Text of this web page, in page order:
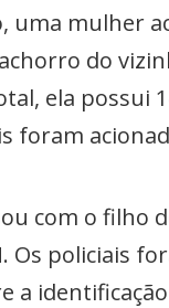
uma mulher
do
ela possui
foram
com o filho
Os policiais
a